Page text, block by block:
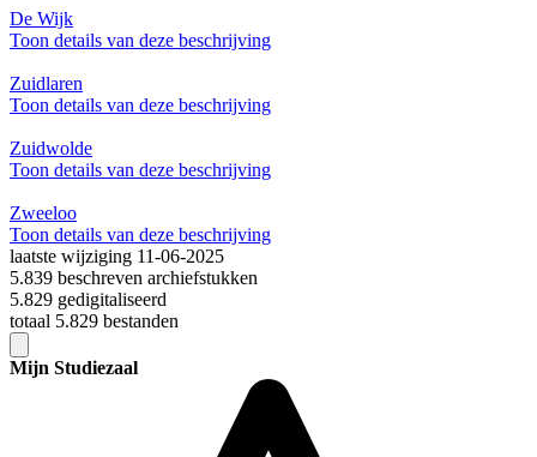
De Wijk
Toon details van deze beschrijving
Zuidlaren
Toon details van deze beschrijving
Zuidwolde
Toon details van deze beschrijving
Zweeloo
Toon details van deze beschrijving
laatste wijziging 11-06-2025
5.839 beschreven archiefstukken
5.829 gedigitaliseerd
totaal 5.829 bestanden
Mijn Studiezaal